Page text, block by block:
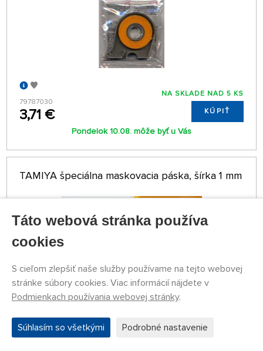
79787030
3,71 €
NA SKLADE NAD 5 KS
KÚPIŤ
Pondelok 10.08. môže byť u Vás
TAMIYA špeciálna maskovacia páska, šírka 1 mm
NA SKLADE NAD 5 KS
Táto webová stránka používa
cookies
S cieľom zlepšiť naše služby používame na tejto webovej
stránke súbory cookies. Viac informácií nájdete v
Podmienkach používania webovej stránky.
Súhlasím so všetkými Podrobné nastavenie